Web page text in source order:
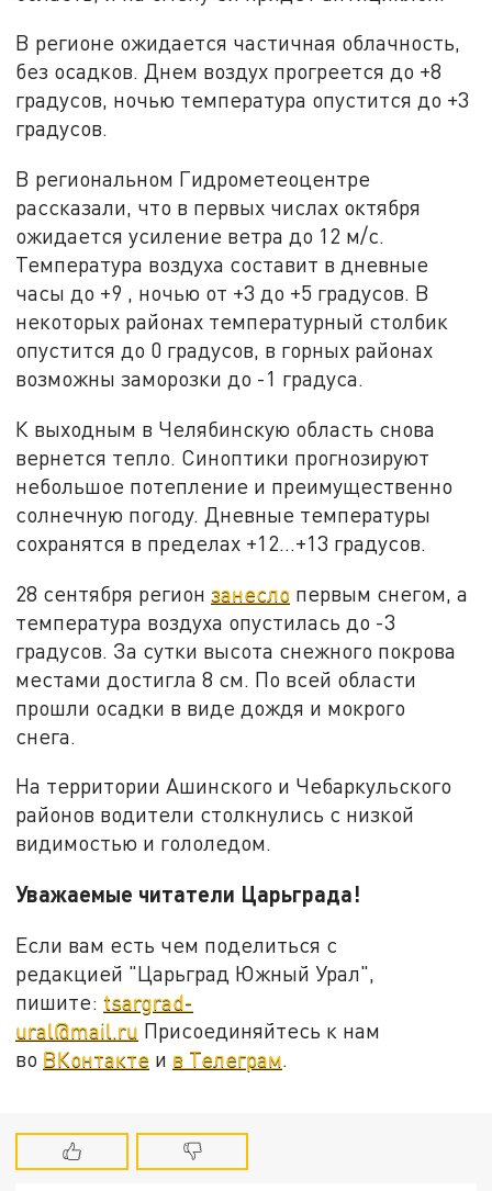
В регионе ожидается частичная облачность,
без осадков. Днем воздух прогреется до +8
градусов, ночью температура опустится до +3
градусов.
В региональном Гидрометеоцентре
рассказали, что в первых числах октября
ожидается усиление ветра до 12 м/с.
Температура воздуха составит в дневные
часы до +9 , ночью от +3 до +5 градусов. В
некоторых районах температурный столбик
опустится до 0 градусов, в горных районах
возможны заморозки до -1 градуса.
К выходным в Челябинскую область снова
вернется тепло. Синоптики прогнозируют
небольшое потепление и преимущественно
солнечную погоду. Дневные температуры
сохранятся в пределах +12…+13 градусов.
28 сентября регион занесло первым снегом, а
температура воздуха опустилась до -3
градусов. За сутки высота снежного покрова
местами достигла 8 см. По всей области
прошли осадки в виде дождя и мокрого
снега.
На территории Ашинского и Чебаркульского
районов водители столкнулись с низкой
видимостью и гололедом.
Уважаемые читатели Царьграда!
Если вам есть чем поделиться с
редакцией "Царьград Южный Урал",
пишите: tsargrad-
ural@mail.ru Присоединяйтесь к нам
во ВКонтакте и в Телеграм